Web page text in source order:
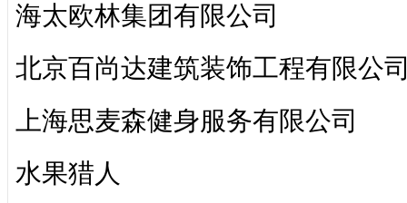
海太欧林集团有限公司
北京百尚达建筑装饰工程有限公
上海思麦森健身服务有限公司
水果猎人